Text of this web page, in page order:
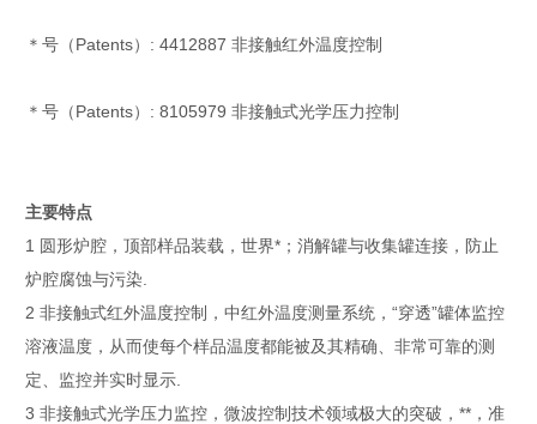
＊号（Patents）: 4412887 非接触红外温度控制
＊号（Patents）: 8105979 非接触式光学压力控制
主要特点
1 圆形炉腔，顶部样品装载，世界*；消解罐与收集罐连接，防止
炉腔腐蚀与污染.
2 非接触式红外温度控制，中红外温度测量系统，“穿透”罐体监控
溶液温度，从而使每个样品温度都能被及其精确、非常可靠的测
定、监控并实时显示.
3 非接触式光学压力监控，微波控制技术领域极大的突破，**，准